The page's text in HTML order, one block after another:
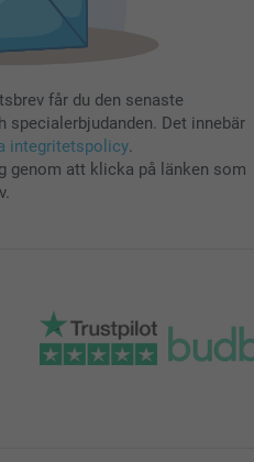
får du den senaste
Det innebär
integritetspolicy.
genom att klicka på länken som